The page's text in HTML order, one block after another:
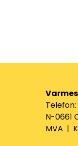
N-0661
MVA |